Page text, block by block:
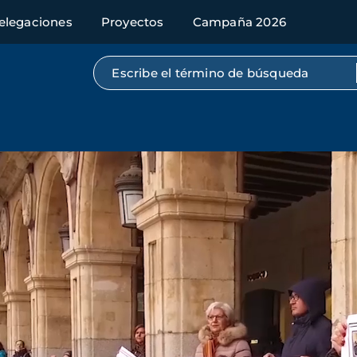
Proyectos Campaña 2026
Búsqueda por texto completo